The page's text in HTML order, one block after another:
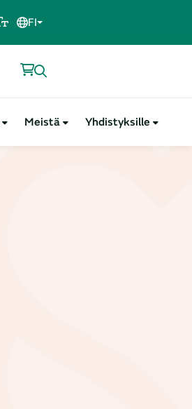
FI
Meistä Yhdistyksille